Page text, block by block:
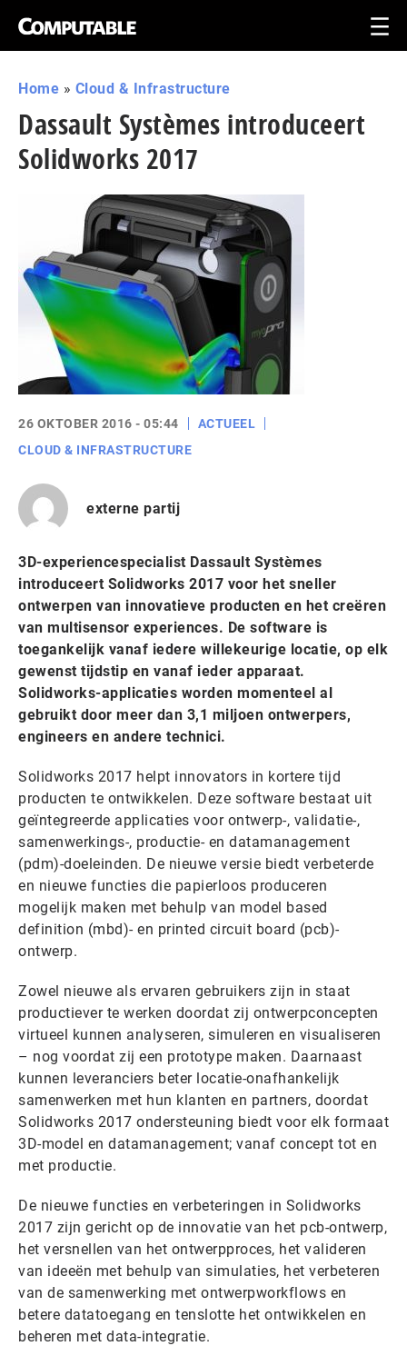
Home » Cloud & Infrastructure
Dassault Systèmes introduceert
Solidworks 2017
26 OKTOBER 2016 - 05:44
ACTUEEL
CLOUD & INFRASTRUCTURE
externe partij
3D-experiencespecialist Dassault Systèmes
introduceert Solidworks 2017 voor het sneller
ontwerpen van innovatieve producten en het creëren
van multisensor experiences. De software is
toegankelijk vanaf iedere willekeurige locatie, op elk
gewenst tijdstip en vanaf ieder apparaat.
Solidworks-applicaties worden momenteel al
gebruikt door meer dan 3,1 miljoen ontwerpers,
engineers en andere technici.
Solidworks 2017 helpt innovators in kortere tijd
producten te ontwikkelen. Deze software bestaat uit
geïntegreerde applicaties voor ontwerp-, validatie-,
samenwerkings-, productie- en datamanagement
(pdm)-doeleinden. De nieuwe versie biedt verbeterde
en nieuwe functies die papierloos produceren
mogelijk maken met behulp van model based
definition (mbd)- en printed circuit board (pcb)-
ontwerp.
Zowel nieuwe als ervaren gebruikers zijn in staat
productiever te werken doordat zij ontwerpconcepten
virtueel kunnen analyseren, simuleren en visualiseren
– nog voordat zij een prototype maken. Daarnaast
kunnen leveranciers beter locatie-onafhankelijk
samenwerken met hun klanten en partners, doordat
Solidworks 2017 ondersteuning biedt voor elk formaat
3D-model en datamanagement; vanaf concept tot en
met productie.
De nieuwe functies en verbeteringen in Solidworks
2017 zijn gericht op de innovatie van het pcb-ontwerp,
het versnellen van het ontwerpproces, het valideren
van ideeën met behulp van simulaties, het verbeteren
van de samenwerking met ontwerpworkflows en
betere datatoegang en tenslotte het ontwikkelen en
beheren met data-integratie.